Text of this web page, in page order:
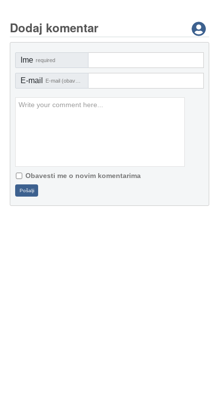
Dodaj komentar
Ime required
E-mail
Obavesti me o novim komentarima
Pošalji